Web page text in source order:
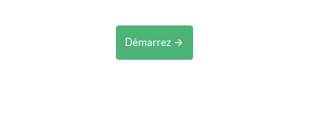
Démarrez arrow_forward